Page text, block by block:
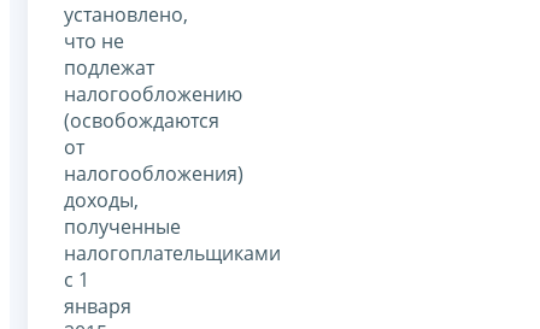
установлено,
что не
подлежат
налогообложению
(освобождаются
от
налогообложения)
доходы,
полученные
налогоплательщиками
с 1
января